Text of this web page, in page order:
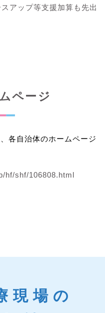
アップ等支援加算も先出
ページ
各自治体のホームページ
hf/shf/106808.html
現場の